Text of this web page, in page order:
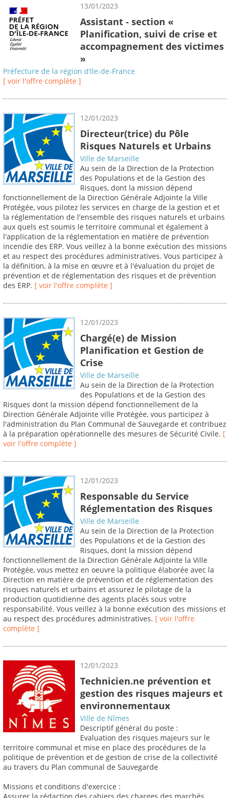
13/01/2023
Assistant - section «
Planification, suivi de crise et
accompagnement des victimes
»
Préfecture de la région d’Ile-de-France
[ voir l'offre complète ]
12/01/2023
Directeur(trice) du Pôle
Risques Naturels et Urbains
Ville de Marseille
Au sein de la Direction de la Protection
des Populations et de la Gestion des
Risques, dont la mission dépend
fonctionnellement de la Direction Générale Adjointe la Ville
Protégée, vous pilotez les services en charge de la gestion et et
la réglementation de l'ensemble des risques naturels et urbains
aux quels est soumis le territoire communal et également à
l'application de la réglementation en matière de prévention
incendie des ERP. Vous veillez à la bonne exécution des missions
et au respect des procédures administratives. Vous participez à
la définition, à la mise en œuvre et à l'évaluation du projet de
prévention et de réglementation des risques et de prévention
des ERP. [ voir l'offre complète ]
12/01/2023
Chargé(e) de Mission
Planification et Gestion de
Crise
Ville de Marseille
Au sein de la Direction de la Protection
des Populations et de la Gestion des
Risques dont la mission dépend fonctionnellement de la
Direction Générale Adjointe ville Protégée, vous participez à
l'administration du Plan Communal de Sauvegarde et contribuez
à la préparation opérationnelle des mesures de Sécurité Civile. [
voir l'offre complète ]
12/01/2023
Responsable du Service
Réglementation des Risques
Ville de Marseille
Au sein de la Direction de la Protection
des Populations et de la Gestion des
Risques, dont la mission dépend
fonctionnellement de la Direction Générale Adjointe la Ville
Protégée, vous mettez en oeuvre la politique élaborée avec la
Direction en matière de prévention et de réglementation des
risques naturels et urbains et assurez le pilotage de la
production quotidienne des agents placés sous votre
responsabilité. Vous veillez à la bonne exécution des missions et
au respect des procédures administratives. [ voir l'offre
complète ]
12/01/2023
Technicien.ne prévention et
gestion des risques majeurs et
environnementaux
Ville de Nîmes
Descriptif général du poste :
Evaluation des risques majeurs sur le
territoire communal et mise en place des procédures de la
politique de prévention et de gestion de crise de la collectivité
au travers du Plan communal de Sauvegarde
Missions et conditions d'exercice :